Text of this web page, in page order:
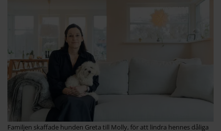
Familjen skaffade hunden Greta till Molly, för att lindra hennes dåliga